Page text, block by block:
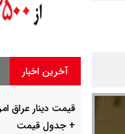
آخرین اخبار
+ جدول قیمت